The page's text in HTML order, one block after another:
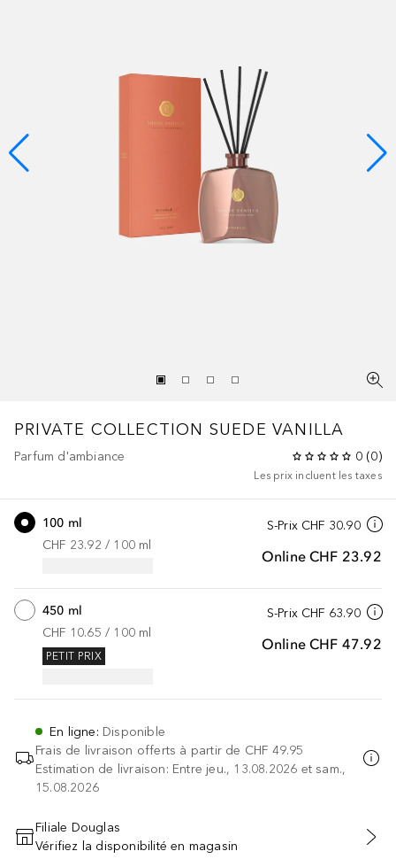
PRIVATE COLLECTION SUEDE VANILLA
Parfum d'ambiance 0 (0)
Les prix incluent les taxes
S-Prix CHF 30.90
Online CHF 23.92
100 ml
CHF 23.92 / 100 ml
S-Prix CHF 63.90
Online CHF 47.92
450 ml
CHF 10.65 / 100 ml
PETIT PRIX
En ligne: Disponible
Frais de livraison offerts à partir de CHF 49.95
Estimation de livraison: Entre jeu., 13.08.2026 et sam.,
15.08.2026
AJOUTER AU PANIER
Filiale Douglas
Vérifiez la disponibilité en magasin